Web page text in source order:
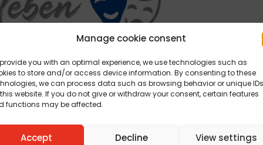
Manage cookie consent
you with an optimal experience, we use technologies such as
to store and/or access device information. By consenting to these
we can process data such as browsing behavior or unique IDs
website. If you do not give or withdraw your consent, certain features
functions may be affected.
Accept Decline View settings